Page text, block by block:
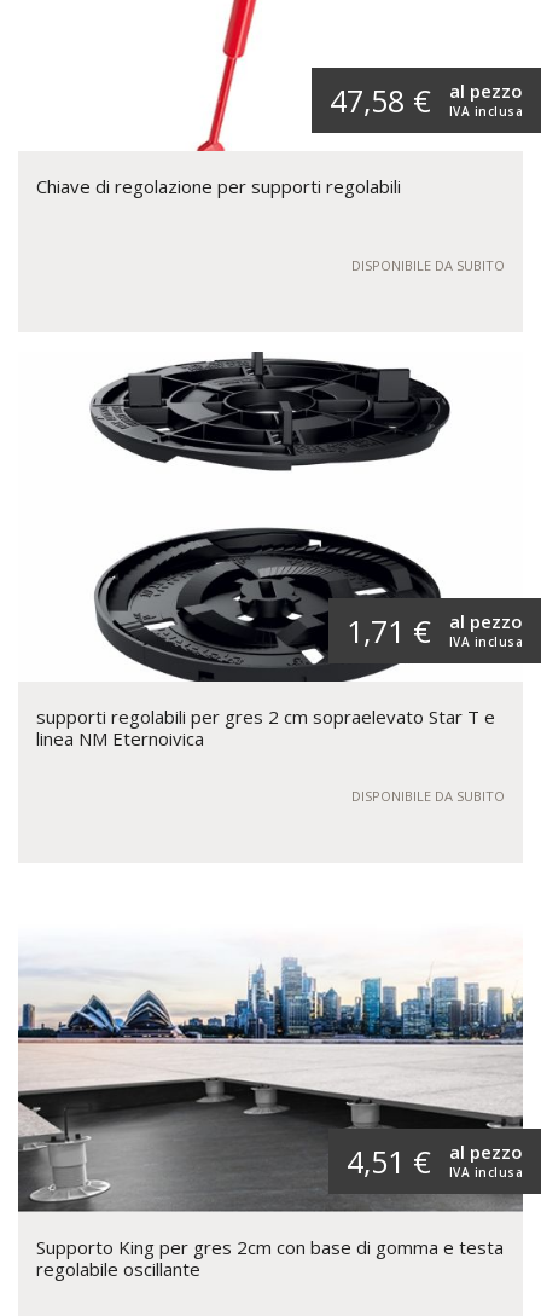
47,58 € IVA inclusa
al pezzo
Chiave di regolazione per supporti regolabili
DISPONIBILE DA SUBITO
1,71 € IVA inclusa
al pezzo
supporti regolabili per gres 2 cm sopraelevato Star T e
linea NM Eternoivica
DISPONIBILE DA SUBITO
4,51 € IVA inclusa
al pezzo
Supporto King per gres 2cm con base di gomma e testa
regolabile oscillante